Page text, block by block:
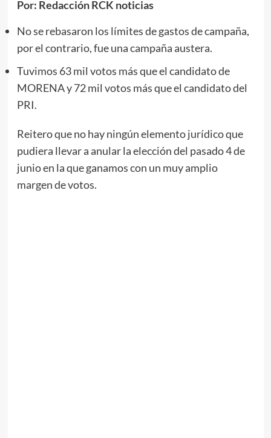
Por: Redacción RCK noticias
No se rebasaron los límites de gastos de campaña,
por el contrario, fue una campaña austera.
Tuvimos 63 mil votos más que el candidato de
MORENA y 72 mil votos más que el candidato del
PRI.
Reitero que no hay ningún elemento jurídico que
pudiera llevar a anular la elección del pasado 4 de
junio en la que ganamos con un muy amplio
margen de votos.